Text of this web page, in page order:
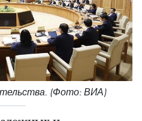
(Фото: ВИА)